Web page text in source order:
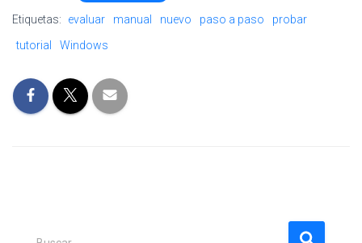
Etiquetas: evaluar manual nuevo paso a paso
probar
tutorial
Windows
B